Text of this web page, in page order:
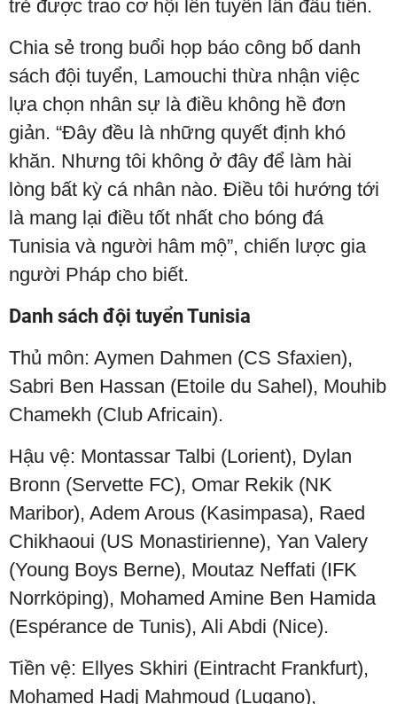
trẻ được trao cơ hội lên tuyển lần đầu tiên.
Chia sẻ trong buổi họp báo công bố danh
sách đội tuyển, Lamouchi thừa nhận việc
lựa chọn nhân sự là điều không hề đơn
giản. “Đây đều là những quyết định khó
khăn. Nhưng tôi không ở đây để làm hài
lòng bất kỳ cá nhân nào. Điều tôi hướng tới
là mang lại điều tốt nhất cho bóng đá
Tunisia và người hâm mộ”, chiến lược gia
người Pháp cho biết.
Danh sách đội tuyển Tunisia
Thủ môn: Aymen Dahmen (CS Sfaxien),
Sabri Ben Hassan (Etoile du Sahel), Mouhib
Chamekh (Club Africain).
Hậu vệ: Montassar Talbi (Lorient), Dylan
Bronn (Servette FC), Omar Rekik (NK
Maribor), Adem Arous (Kasimpasa), Raed
Chikhaoui (US Monastirienne), Yan Valery
(Young Boys Berne), Moutaz Neffati (IFK
Norrköping), Mohamed Amine Ben Hamida
(Espérance de Tunis), Ali Abdi (Nice).
Tiền vệ: Ellyes Skhiri (Eintracht Frankfurt),
Mohamed Hadj Mahmoud (Lugano),